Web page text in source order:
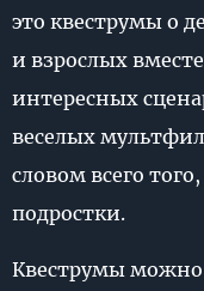
это квеструмы о
и взрослых
интересных
веселых
словом всего
подростки.
Квеструмы можно